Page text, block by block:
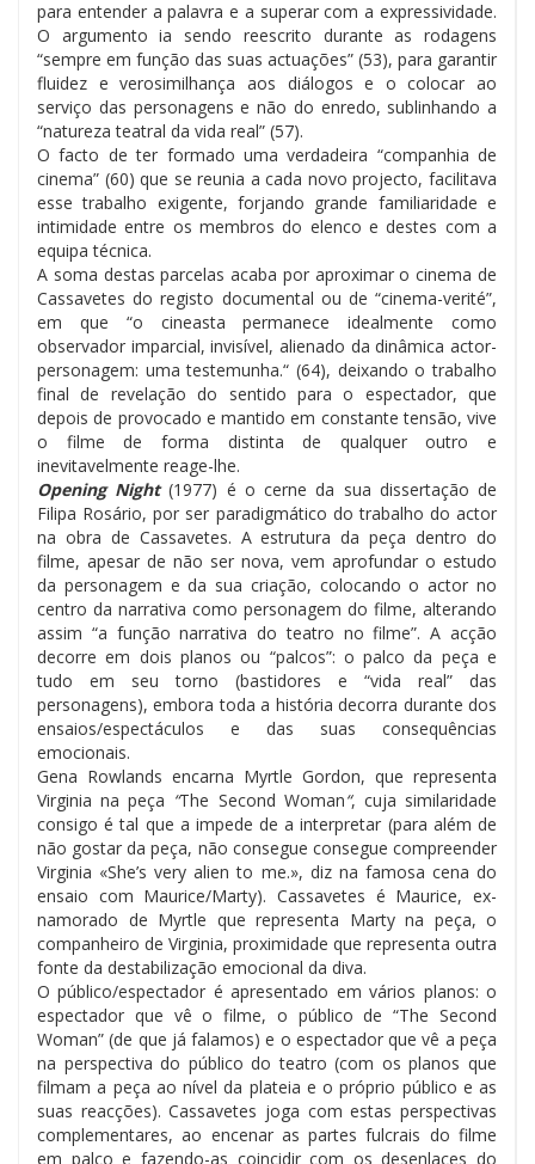
para entender a palavra e a superar com a expressividade.
O argumento ia sendo reescrito durante as rodagens
“sempre em função das suas actuações” (53), para garantir
fluidez e verosimilhança aos diálogos e o colocar ao
serviço das personagens e não do enredo, sublinhando a
“natureza teatral da vida real” (57).
O facto de ter formado uma verdadeira “companhia de
cinema” (60) que se reunia a cada novo projecto, facilitava
esse trabalho exigente, forjando grande familiaridade e
intimidade entre os membros do elenco e destes com a
equipa técnica.
A soma destas parcelas acaba por aproximar o cinema de
Cassavetes do registo documental ou de “cinema-verité”,
em que “o cineasta permanece idealmente como
observador imparcial, invisível, alienado da dinâmica actor-
personagem: uma testemunha.“ (64), deixando o trabalho
final de revelação do sentido para o espectador, que
depois de provocado e mantido em constante tensão, vive
o filme de forma distinta de qualquer outro e
inevitavelmente reage-lhe.
Opening Night(1977) é o cerne da sua dissertação de
Filipa Rosário, por ser paradigmático do trabalho do actor
na obra de Cassavetes. A estrutura da peça dentro do
filme, apesar de não ser nova, vem aprofundar o estudo
da personagem e da sua criação, colocando o actor no
centro da narrativa como personagem do filme, alterando
assim “a função narrativa do teatro no filme”. A acção
decorre em dois planos ou “palcos”: o palco da peça e
tudo em seu torno (bastidores e “vida real” das
personagens), embora toda a história decorra durante dos
ensaios/espectáculos e das suas consequências
emocionais.
Gena Rowlands encarna Myrtle Gordon, que representa
Virginia na peça “The Second Woman“, cuja similaridade
consigo é tal que a impede de a interpretar (para além de
não gostar da peça, não consegue consegue compreender
Virginia «She’s very alien to me.», diz na famosa cena do
ensaio com Maurice/Marty). Cassavetes é Maurice, ex-
namorado de Myrtle que representa Marty na peça, o
companheiro de Virginia, proximidade que representa outra
fonte da destabilização emocional da diva.
O público/espectador é apresentado em vários planos: o
espectador que vê o filme, o público de “The Second
Woman” (de que já falamos) e o espectador que vê a peça
na perspectiva do público do teatro (com os planos que
filmam a peça ao nível da plateia e o próprio público e as
suas reacções). Cassavetes joga com estas perspectivas
complementares, ao encenar as partes fulcrais do filme
em palco e fazendo-as coincidir com os desenlaces do